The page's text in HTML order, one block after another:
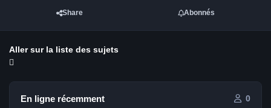
Share Abonnés
Aller sur la liste des sujets
En ligne récemment 0